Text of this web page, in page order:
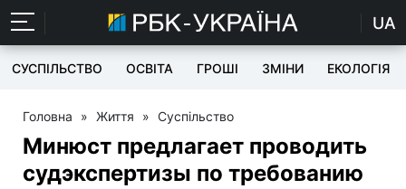
UA
СУСПІЛЬСТВО ОСВІТА ГРОШІ ЗМІНИ ЕКОЛОГІЯ
Головна » Життя » Суспільство
Минюст предлагает проводить
судэкспертизы по требованию